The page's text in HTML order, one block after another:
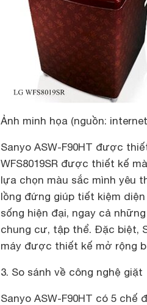
Ảnh minh họa (nguồn:
Sanyo ASW-F90HT được
WFS8019SR được thiết kế
lựa chọn màu sắc mình yêu
lồng đứng giúp tiết kiệm
sống hiện đại, ngay cả
chung cư, tập thể. Đặc biệt,
máy được thiết kế mở rộng
3. So sánh về công nghệ giặt
Sanyo ASW-F90HT có 5 chế